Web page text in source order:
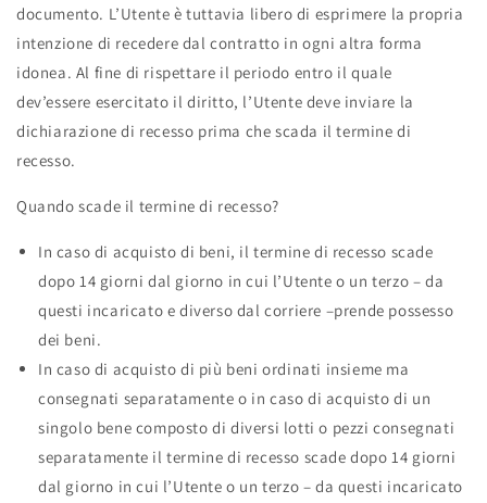
documento. L’Utente è tuttavia libero di esprimere la propria
intenzione di recedere dal contratto in ogni altra forma
idonea. Al fine di rispettare il periodo entro il quale
dev’essere esercitato il diritto, l’Utente deve inviare la
dichiarazione di recesso prima che scada il termine di
recesso.
Quando scade il termine di recesso?
In caso di acquisto di beni, il termine di recesso scade
dopo 14 giorni dal giorno in cui l’Utente o un terzo – da
questi incaricato e diverso dal corriere –prende possesso
dei beni.
In caso di acquisto di più beni ordinati insieme ma
consegnati separatamente o in caso di acquisto di un
singolo bene composto di diversi lotti o pezzi consegnati
separatamente il termine di recesso scade dopo 14 giorni
dal giorno in cui l’Utente o un terzo – da questi incaricato